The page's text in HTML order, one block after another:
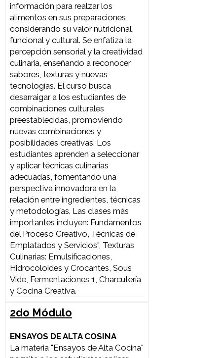
del mundo culinario profesional en
un ambiente realista y exigente. Las
clases más importantes incluyen:
Ejercicios Creativos, Técnicas de
Emplatados y Servicios, Texturas
Culinarias: Emulsificaciones
Hidrocoloides y Crocantes, Sous
Vide, Ensayos Libres: Entrada,
Principal y Postre, Amuse Bouche,
Snack y Corte,Principal, Prepostre
y Postre, Fermentaciones,
Charcutería y Ensayo Libre y
Práctica Final.
1er Módulo
2do Módulo
1er Módulo
LABORATORIO CULINARIO
ofrece a los estudiantes un
conocimiento integral sobre